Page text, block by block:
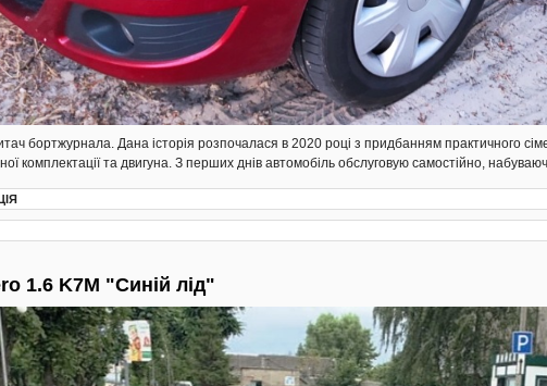
бортжурнала. Дана історія розпочалася в 2020 році з придбанням практичного
комплектації та двигуна. З перших днів автомобіль обслуговую самостійно,
1.6 K7M "Синій лід"